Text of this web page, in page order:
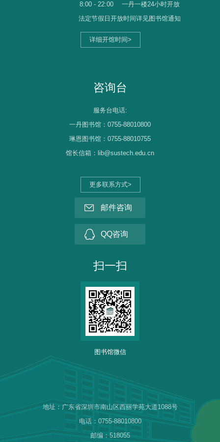
详细开馆时间>
8:00 - 22:00
一丹一楼24小时开放
法定节假日开放时间详见图书馆通知
咨询台
更多联系方式>
服务台电话:
一丹图书馆：0755-88010800
琳恩图书馆：0755-88010755
馆长信箱：lib@sustech.edu.cn
邮件咨询
QQ咨询
扫一扫
图书馆微信
地址：广东省深圳市南山区西丽学苑大道1088号
电话：0755-88010800
邮编：518055